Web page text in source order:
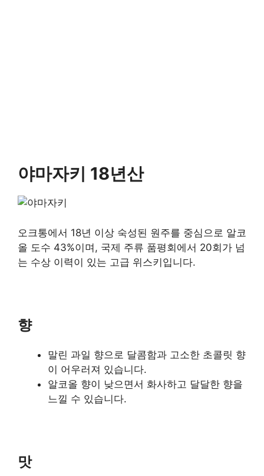
야마자키 18년산
오크통에서 18년 이상 숙성된 원주를 중심으로 알코
올 도수 43%이며, 국제 주류 품평회에서 20회가 넘
는 수상 이력이 있는 고급 위스키입니다.
향
말린 과일 향으로 달콤함과 고소한 초콜릿 향
이 어우러져 있습니다.
알코올 향이 낮으면서 화사하고 달달한 향을
느낄 수 있습니다.
맛